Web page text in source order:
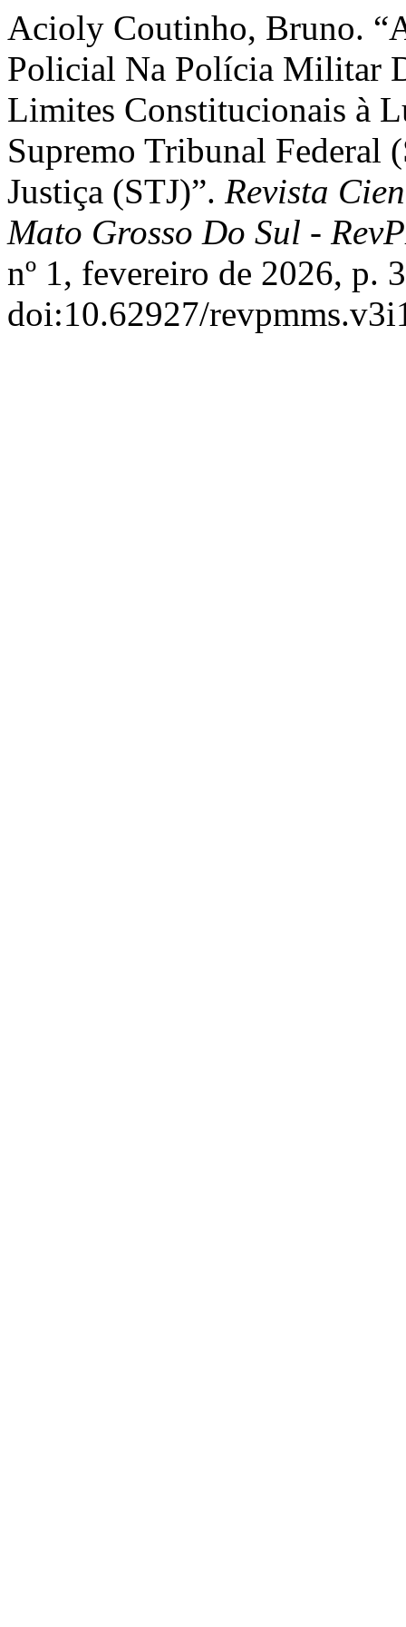
Acioly Coutinho, Bruno.
Policial Na Polícia Militar
Limites Constitucionais à
Supremo Tribunal Federal
Justiça (STJ)”. Revista
Mato Grosso Do Sul -
nº 1, fevereiro de 2026, p.
doi:10.62927/